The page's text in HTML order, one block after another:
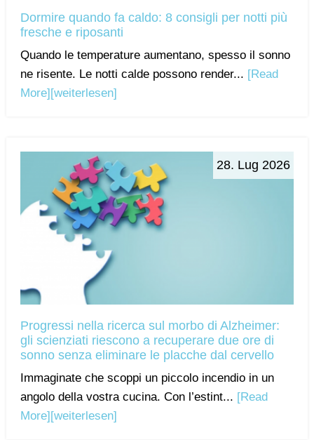
Dormire quando fa caldo: 8 consigli per notti più
fresche e riposanti
Quando le temperature aumentano, spesso il sonno
ne risente. Le notti calde possono render... [Read
More] [weiterlesen]
28. Lug 2026
Progressi nella ricerca sul morbo di Alzheimer:
gli scienziati riescono a recuperare due ore di
sonno senza eliminare le placche dal cervello
Immaginate che scoppi un piccolo incendio in un
angolo della vostra cucina. Con l’estint... [Read
More][weiterlesen]